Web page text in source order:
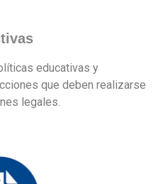
educativas y
que deben realizarse
legales.